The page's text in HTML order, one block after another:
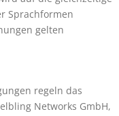
Sprachformen
gelten
regeln das
Networks GmbH,